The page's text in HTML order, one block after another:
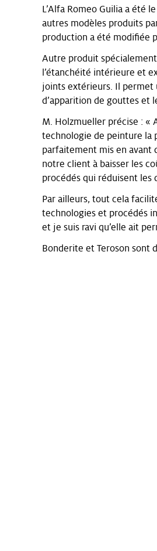
L’Alfa Romeo Guilia a été
autres modèles produits
production a été modifiée
Autre produit
l’étanchéité intérieure et
joints extérieurs. Il permet
d’apparition de gouttes et
M. Holzmueller précise : «
technologie de peinture la
parfaitement mis en avant
notre client à baisser les
procédés qui réduisent les
Par ailleurs, tout cela
technologies et procédés
et je suis ravi qu’elle ait
Bonderite et Teroson sont